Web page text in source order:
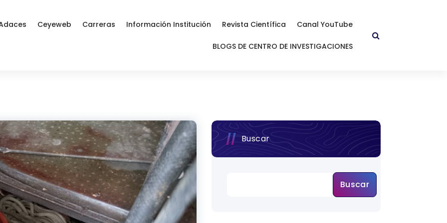
Ceyeweb Carreras Información Institución Revista Científica Canal YouTube
BLOGS DE CENTRO DE INVESTIGACIONES
Buscar
Buscar